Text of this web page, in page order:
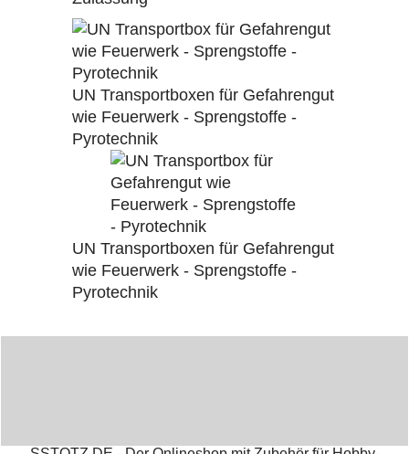
UN Transportboxen für Gefahrengut
wie Feuerwerk - Sprengstoffe -
Pyrotechnik
UN Transportboxen für Gefahrengut
wie Feuerwerk - Sprengstoffe -
Pyrotechnik